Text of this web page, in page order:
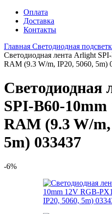
Оплата
Доставка
Контакты
Главная Светодиодная
Светодиодная лента Arlight
RAM (9.3 W/m, IP20, 5060, 5m)
Светодиодная
SPI-B60-
RAM (9.3 W/
5m) 033437
-6%